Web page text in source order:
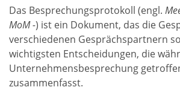
Das Besprechungsprotokoll (engl.
MoM -) ist ein Dokument, das die
verschiedenen Gesprächspartnern
wichtigsten Entscheidungen, die
Unternehmensbesprechung
zusammenfasst.